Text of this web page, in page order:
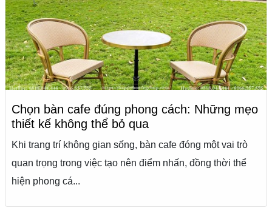
Chọn bàn cafe đúng phong cách: Những mẹo
thiết kế không thể bỏ qua
Khi trang trí không gian sống, bàn cafe đóng một vai trò
quan trọng trong việc tạo nên điểm nhấn, đồng thời thể
hiện phong cá...